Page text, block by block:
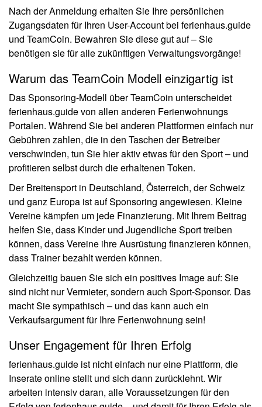
Nach der Anmeldung erhalten Sie Ihre persönlichen
Zugangsdaten für Ihren User-Account bei ferienhaus.guide
und TeamCoin. Bewahren Sie diese gut auf – Sie
benötigen sie für alle zukünftigen Verwaltungsvorgänge!
Warum das TeamCoin Modell einzigartig ist
Das Sponsoring-Modell über TeamCoin unterscheidet
ferienhaus.guide von allen anderen Ferienwohnungs
Portalen. Während Sie bei anderen Plattformen einfach nur
Gebühren zahlen, die in den Taschen der Betreiber
verschwinden, tun Sie hier aktiv etwas für den Sport – und
profitieren selbst durch die erhaltenen Token.
Der Breitensport in Deutschland, Österreich, der Schweiz
und ganz Europa ist auf Sponsoring angewiesen. Kleine
Vereine kämpfen um jede Finanzierung. Mit Ihrem Beitrag
helfen Sie, dass Kinder und Jugendliche Sport treiben
können, dass Vereine ihre Ausrüstung finanzieren können,
dass Trainer bezahlt werden können.
Gleichzeitig bauen Sie sich ein positives Image auf: Sie
sind nicht nur Vermieter, sondern auch Sport-Sponsor. Das
macht Sie sympathisch – und das kann auch ein
Verkaufsargument für Ihre Ferienwohnung sein!
Unser Engagement für Ihren Erfolg
ferienhaus.guide ist nicht einfach nur eine Plattform, die
Inserate online stellt und sich dann zurücklehnt. Wir
arbeiten intensiv daran, alle Voraussetzungen für den